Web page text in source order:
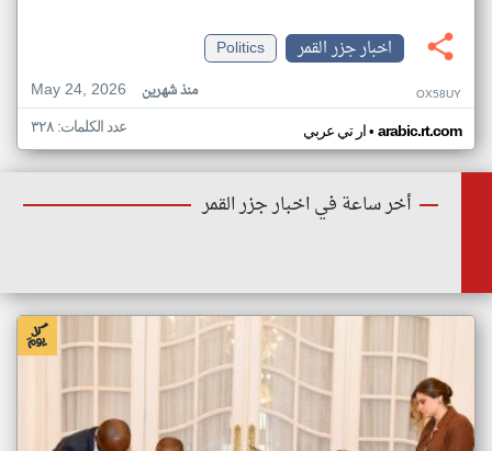
اخبار جزر القمر
Politics
May 24, 2026
منذ شهرين OX58UY
ار تي عربي• arabic.rt.com عدد الكلمات: ٣٢٨
أخر ساعة في اخبار جزر القمر